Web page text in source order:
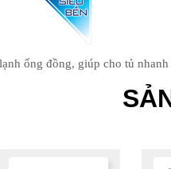
ống đồng, giúp cho tủ